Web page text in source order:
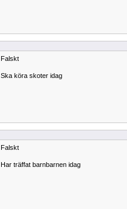
Falskt
Ska köra skoter idag
Falskt
Har träffat barnbarnen idag